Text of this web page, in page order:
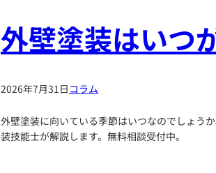
外壁塗装はいつ
2026年7月31日 コラム
外壁塗装に向いている季節はいつなのでしょう
装技能士が解説します。無料相談受付中。